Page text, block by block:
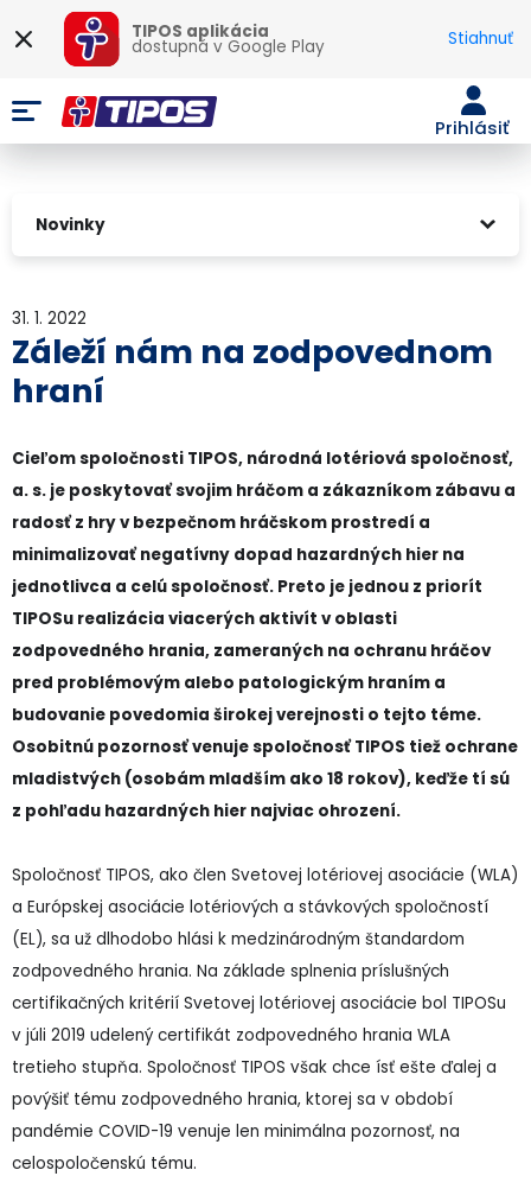
TIPOS aplikácia
dostupná vGoogle Play Stiahnuť
Prihlásiť
Novinky
31. 1. 2022
Záleží nám na zodpovednom
hraní
Cieľom spoločnosti TIPOS, národná lotériová spoločnosť,
a. s. je poskytovať svojim hráčom a zákazníkom zábavu a
radosť z hry v bezpečnom hráčskom prostredí a
minimalizovať negatívny dopad hazardných hier na
jednotlivca a celú spoločnosť. Preto je jednou z priorít
TIPOSu realizácia viacerých aktivít v oblasti
zodpovedného hrania, zameraných na ochranu hráčov
pred problémovým alebo patologickým hraním a
budovanie povedomia širokej verejnosti o tejto téme.
Osobitnú pozornosť venuje spoločnosť TIPOS tiež ochrane
mladistvých (osobám mladším ako 18 rokov), keďže tí sú
z pohľadu hazardných hier najviac ohrození.
Spoločnosť TIPOS, ako člen Svetovej lotériovej asociácie (WLA)
a Európskej asociácie lotériových a stávkových spoločností
(EL), sa už dlhodobo hlási k medzinárodným štandardom
zodpovedného hrania. Na základe splnenia príslušných
certifikačných kritérií Svetovej lotériovej asociácie bol TIPOSu
v júli 2019 udelený certifikát zodpovedného hrania WLA
tretieho stupňa. Spoločnosť TIPOS však chce ísť ešte ďalej a
povýšiť tému zodpovedného hrania, ktorej sa v období
pandémie COVID-19 venuje len minimálna pozornosť, na
celospoločenskú tému.